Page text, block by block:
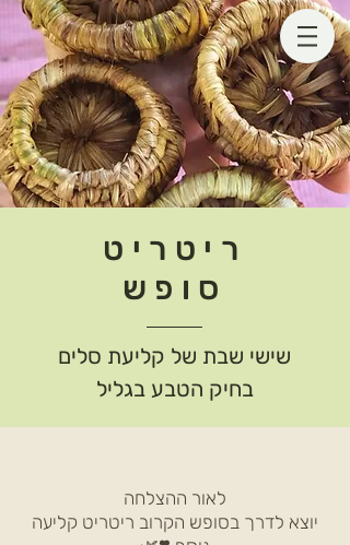
יצירת קשר
קבוצת עדכונים למפגשי קליעה
ריטריט
סופש
שישי שבת של קליעת סלים
בחיק הטבע בגליל
לאור ההצלחה
יוצא לדרך בסופש הקרוב ריטריט קליעה